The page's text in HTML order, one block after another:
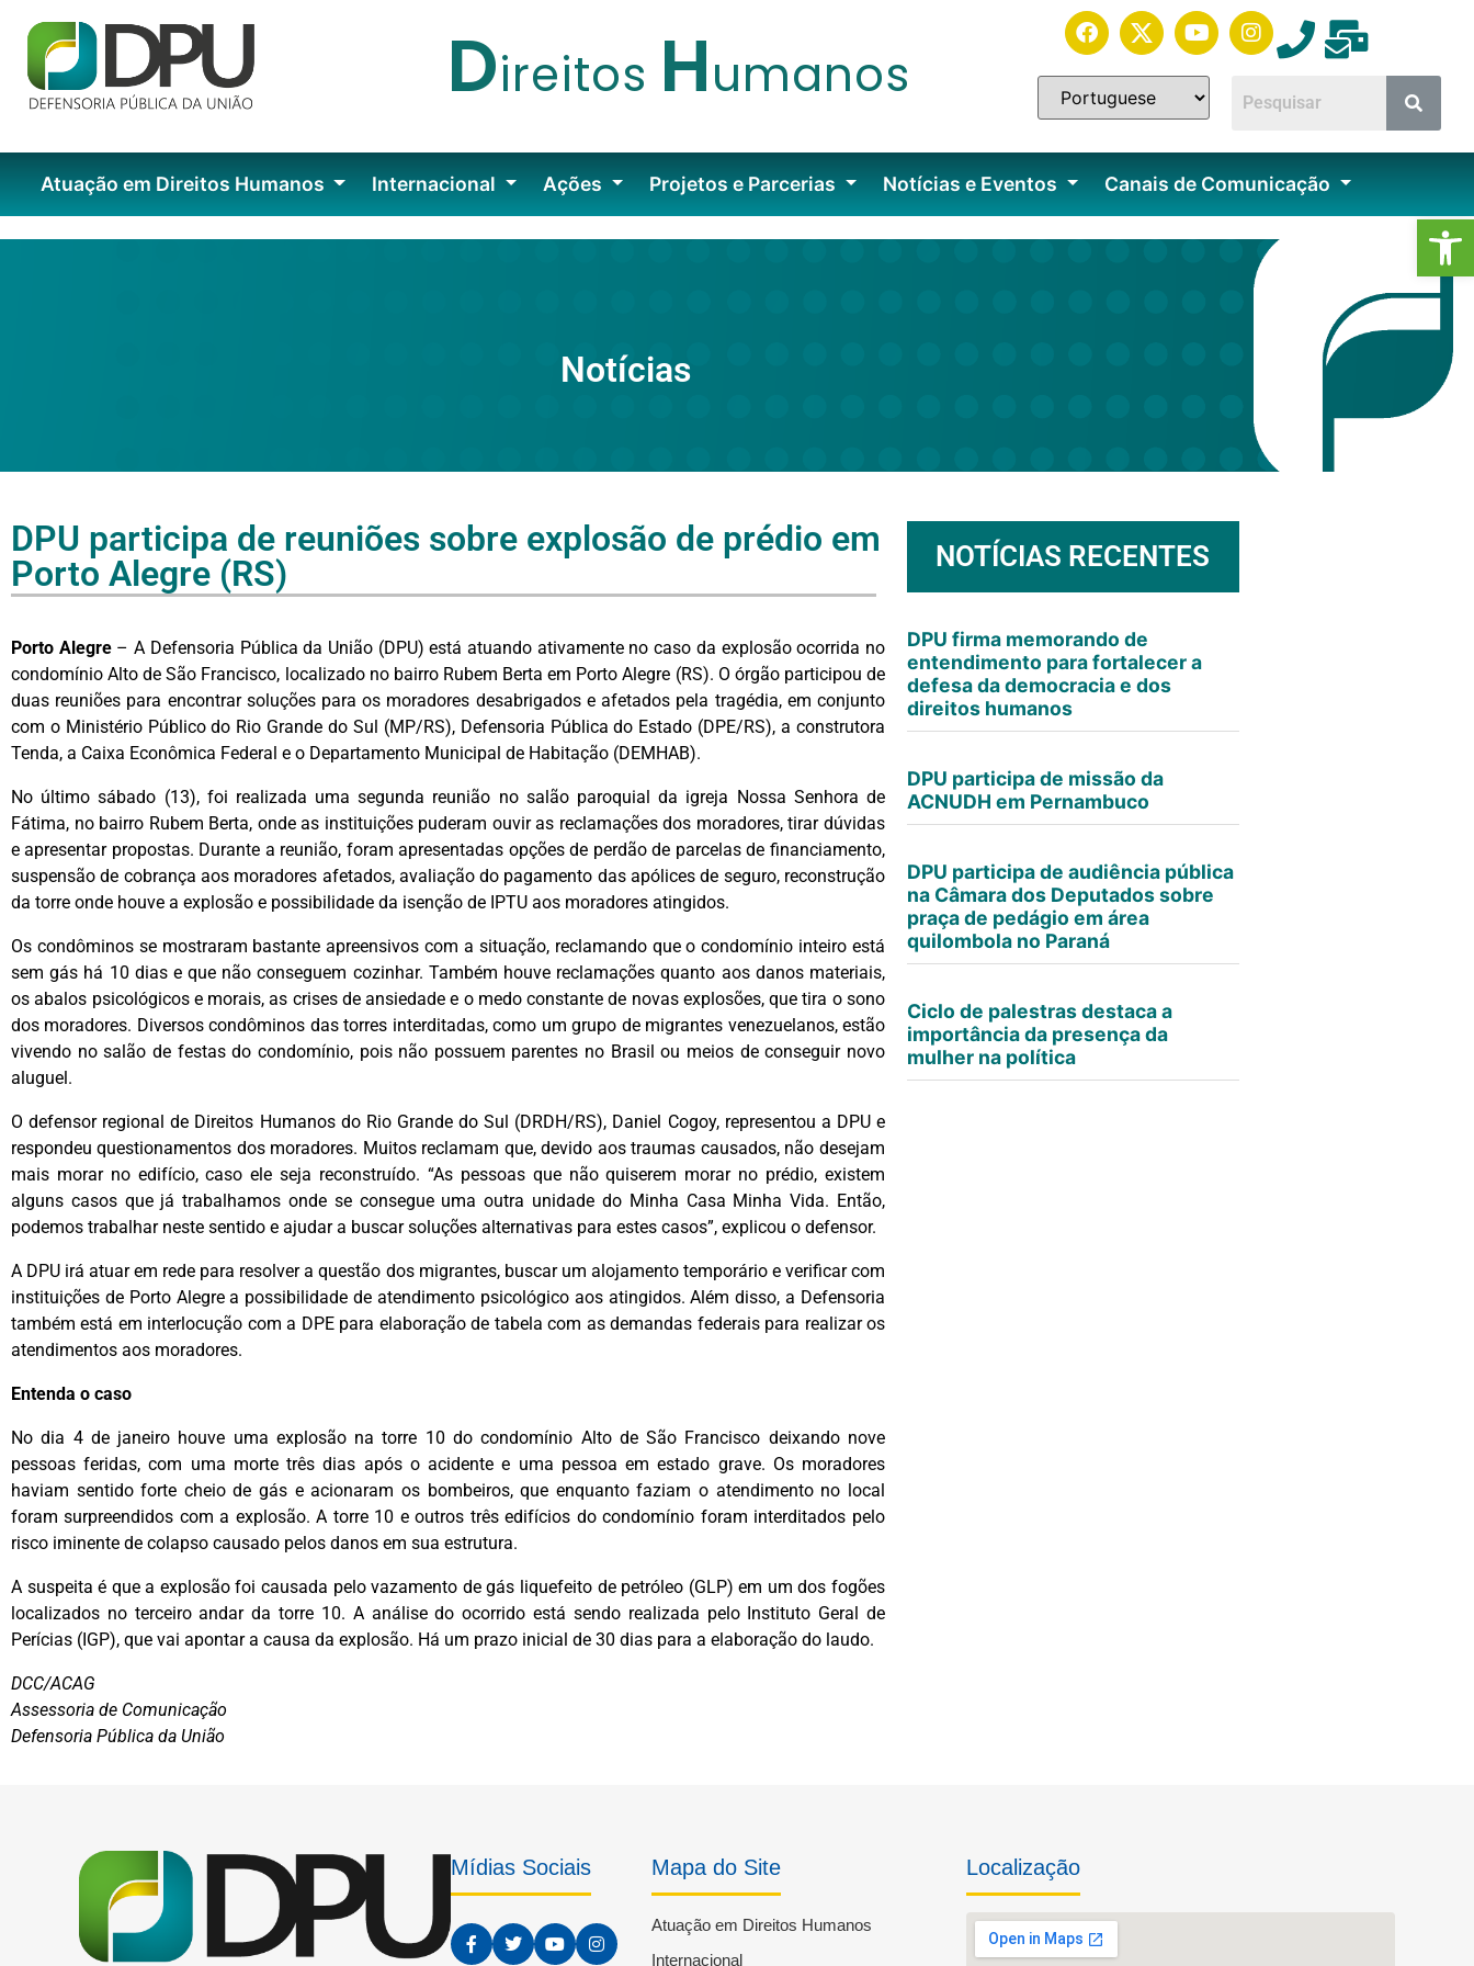
Direitos Humanos
Atuação em Direitos Humanos Internacional Ações Projetos e Parcerias Notícias e Eventos Canais de Comunicação
Notícias
DPU participa de reuniões sobre explosão de prédio em
Porto Alegre (RS)
Porto Alegre– A Defensoria Pública da União (DPU) está atuando ativamente no caso da explosão ocorrida no
condomínio Alto de São Francisco, localizado no bairro Rubem Berta em Porto Alegre (RS). O órgão participou de
duas reuniões para encontrar soluções para os moradores desabrigados e afetados pela tragédia, em conjunto
com o Ministério Público do Rio Grande do Sul (MP/RS), Defensoria Pública do Estado (DPE/RS), a construtora
Tenda, a Caixa Econômica Federal e o Departamento Municipal de Habitação (DEMHAB).
No último sábado (13), foi realizada uma segunda reunião no salão paroquial da igreja Nossa Senhora de
Fátima, no bairro Rubem Berta, onde as instituições puderam ouvir as reclamações dos moradores, tirar dúvidas
e apresentar propostas. Durante a reunião, foram apresentadas opções de perdão de parcelas de financiamento,
suspensão de cobrança aos moradores afetados, avaliação do pagamento das apólices de seguro, reconstrução
da torre onde houve a explosão e possibilidade da isenção de IPTU aos moradores atingidos.
Os condôminos se mostraram bastante apreensivos com a situação, reclamando que o condomínio inteiro está
sem gás há 10 dias e que não conseguem cozinhar. Também houve reclamações quanto aos danos materiais,
os abalos psicológicos e morais, as crises de ansiedade e o medo constante de novas explosões, que tira o sono
dos moradores. Diversos condôminos das torres interditadas, como um grupo de migrantes venezuelanos, estão
vivendo no salão de festas do condomínio, pois não possuem parentes no Brasil ou meios de conseguir novo
aluguel.
O defensor regional de Direitos Humanos do Rio Grande do Sul (DRDH/RS), Daniel Cogoy, representou a DPU e
respondeu questionamentos dos moradores. Muitos reclamam que, devido aos traumas causados, não desejam
mais morar no edifício, caso ele seja reconstruído. “As pessoas que não quiserem morar no prédio, existem
alguns casos que já trabalhamos onde se consegue uma outra unidade do Minha Casa Minha Vida. Então,
podemos trabalhar neste sentido e ajudar a buscar soluções alternativas para estes casos”, explicou o defensor.
A DPU irá atuar em rede para resolver a questão dos migrantes, buscar um alojamento temporário e verificar com
instituições de Porto Alegre a possibilidade de atendimento psicológico aos atingidos. Além disso, a Defensoria
também está em interlocução com a DPE para elaboração de tabela com as demandas federais para realizar os
atendimentos aos moradores.
Entenda o caso
No dia 4 de janeiro houve uma explosão na torre 10 do condomínio Alto de São Francisco deixando nove
pessoas feridas, com uma morte três dias após o acidente e uma pessoa em estado grave. Os moradores
haviam sentido forte cheio de gás e acionaram os bombeiros, que enquanto faziam o atendimento no local
foram surpreendidos com a explosão. A torre 10 e outros três edifícios do condomínio foram interditados pelo
risco iminente de colapso causado pelos danos em sua estrutura.
A suspeita é que a explosão foi causada pelo vazamento de gás liquefeito de petróleo (GLP) em um dos fogões
localizados no terceiro andar da torre 10. A análise do ocorrido está sendo realizada pelo Instituto Geral de
Perícias (IGP), que vai apontar a causa da explosão. Há um prazo inicial de 30 dias para a elaboração do laudo.
DCC/ACAG
Assessoria de Comunicação
Defensoria Pública da União
NOTÍCIAS RECENTES
DPU firma memorando de
entendimento para fortalecer a
defesa da democracia e dos
direitos humanos
DPU participa de missão da
ACNUDH em Pernambuco
DPU participa de audiência pública
na Câmara dos Deputados sobre
praça de pedágio em área
quilombola no Paraná
Ciclo de palestras destaca a
importância da presença da
mulher na política
Mídias Sociais Mapa do Site
Atuação em Direitos Humanos
Internacional
Localização